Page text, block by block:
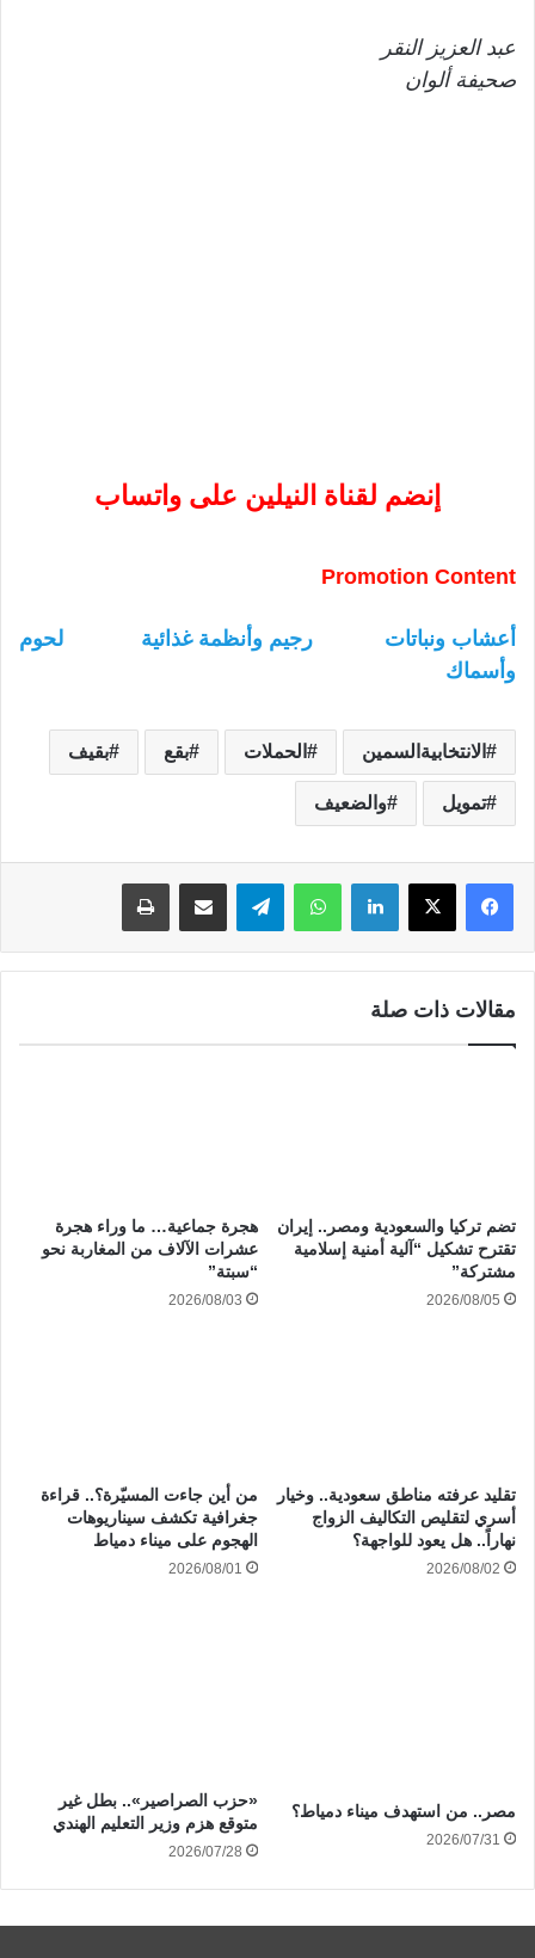
عبد العزيز النقر
صحيفة ألوان
إنضم لقناة النيلين على واتساب
Promotion Content
أعشاب ونباتات رجيم وأنظمة غذائية
لحوم
وأسماك
الانتخابيةالسمين الحملات بقع بقيف
تمويل والضعيف
لينكدإن واتساب
مقالات ذات صلة
تضم تركيا والسعودية ومصر.. إيران
تقترح تشكيل “آلية أمنية إسلامية
مشتركة”
2026/08/05
هجرة جماعية… ما وراء هجرة
عشرات الآلاف من المغاربة نحو
“سبتة”
2026/08/03
تقليد عرفته مناطق سعودية.. وخيار
أسري لتقليص التكاليف الزواج
نهاراً.. هل يعود للواجهة؟
2026/08/02
من أين جاءت المسيّرة؟.. قراءة
جغرافية تكشف سيناريوهات
الهجوم على ميناء دمياط
2026/08/01
مصر.. من استهدف ميناء دمياط؟
2026/07/31
«حزب الصراصير».. بطل غير
متوقع هزم وزير التعليم الهندي
2026/07/28